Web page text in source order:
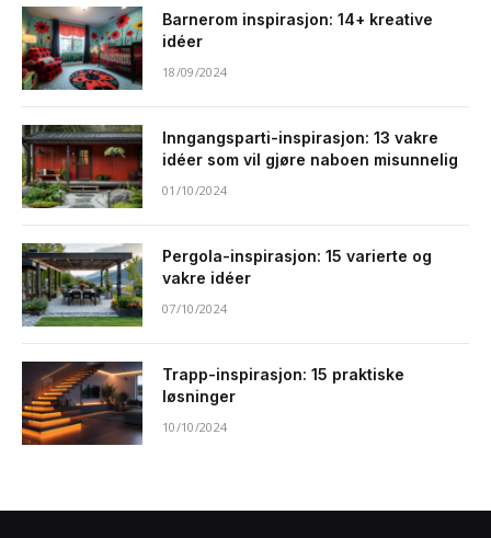
Barnerom inspirasjon: 14+ kreative
idéer
18/09/2024
Inngangsparti-inspirasjon: 13 vakre
idéer som vil gjøre naboen misunnelig
01/10/2024
Pergola-inspirasjon: 15 varierte og
vakre idéer
07/10/2024
Trapp-inspirasjon: 15 praktiske
løsninger
10/10/2024